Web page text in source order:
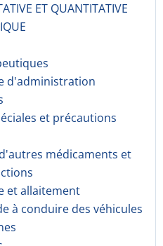
ET QUANTITATIVE
d'administration
et précautions
médicaments et
et allaitement
à conduire des véhicules